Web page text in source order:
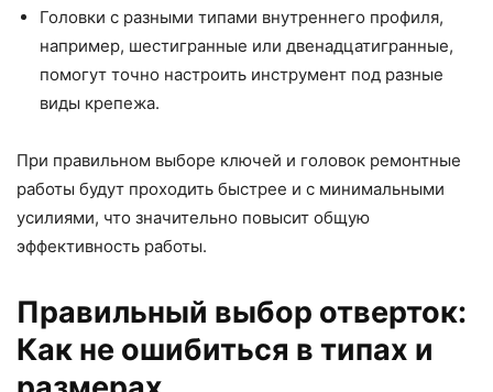
Головки с разными типами внутреннего профиля,
например, шестигранные или двенадцатигранные,
помогут точно настроить инструмент под разные
виды крепежа.
При правильном выборе ключей и головок ремонтные
работы будут проходить быстрее и с минимальными
усилиями, что значительно повысит общую
эффективность работы.
Правильный выбор отверток:
Как не ошибиться в типах и